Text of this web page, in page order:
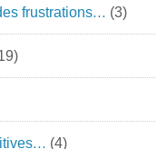
frustrations… (3)
(4)